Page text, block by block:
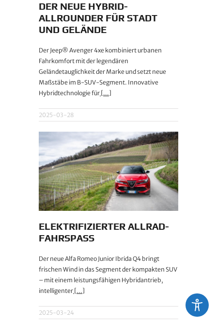
DER NEUE HYBRID-
ALLROUNDER FÜR STADT
UND GELÄNDE
Der Jeep® Avenger 4xe kombiniert urbanen
Fahrkomfort mit der legendären
Geländetauglichkeit der Marke und setzt neue
Maßstäbe im B-SUV-Segment.​ Innovative
Hybridtechnologie für [...]
2025-03-28
ELEKTRIFIZIERTER ALLRAD-
FAHRSPASS
Der neue Alfa Romeo Junior Ibrida Q4 bringt
frischen Wind in das Segment der kompakten SUV
– mit einem leistungsfähigen Hybridantrieb,
intelligenter [...]
2025-03-24